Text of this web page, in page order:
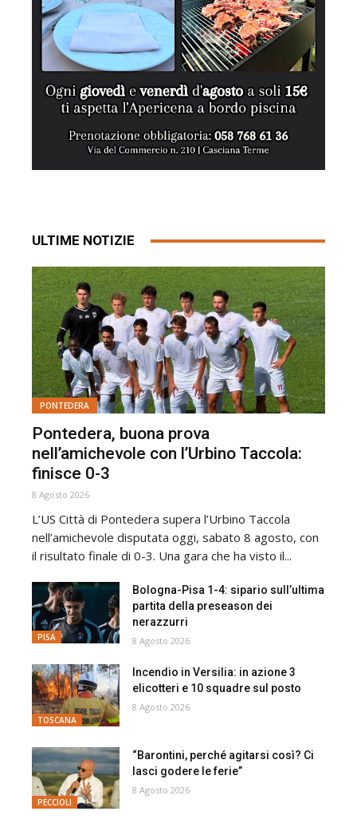
ULTIME NOTIZIE
PONTEDERA
Pontedera, buona prova
nell’amichevole con l’Urbino Taccola:
finisce 0-3
8 Agosto 2026
L’US Città di Pontedera supera l’Urbino Taccola
nell’amichevole disputata oggi, sabato 8 agosto, con
il risultato finale di 0-3. Una gara che ha visto il...
PISA
Bologna-Pisa 1-4: sipario sull’ultima
partita della preseason dei
nerazzurri
8 Agosto 2026
TOSCANA
Incendio in Versilia: in azione 3
elicotteri e 10 squadre sul posto
8 Agosto 2026
PECCIOLI
“Barontini, perché agitarsi così? Ci
lasci godere le ferie”
8 Agosto 2026